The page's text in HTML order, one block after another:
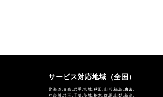
サービス対応地域（全国）
北海道,青森,岩手,宮城,秋田,山形,福島,東京,
神奈川,埼玉,千葉,茨城,栃木,群馬,山梨,新潟,